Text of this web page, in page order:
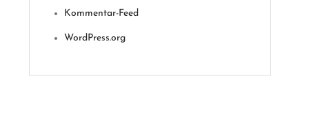
Kommentar-Feed
WordPress.org